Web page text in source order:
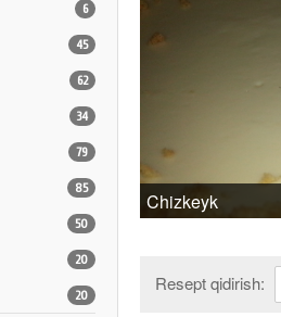
6
45
62
34
79
85
50
20
20
Chizkeyk
Resept qidirish: